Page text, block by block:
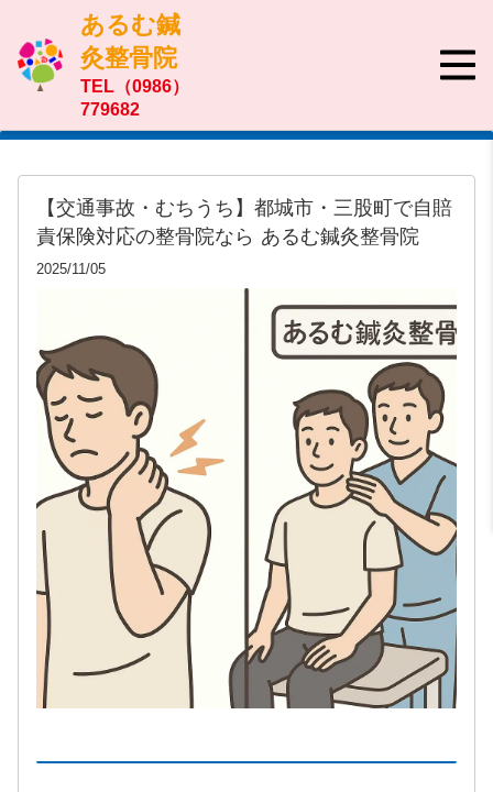
あるむ鍼
灸整骨院
TEL（0986）
779682
【交通事故・むちうち】都城市・三股町で自賠
責保険対応の整骨院なら あるむ鍼灸整骨院
2025/11/05